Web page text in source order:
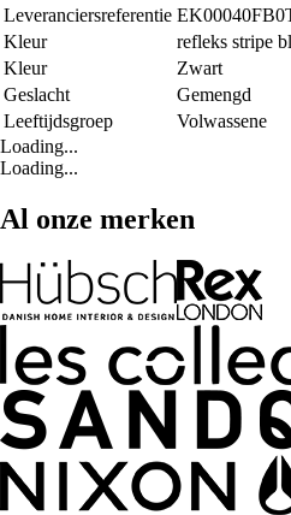
Leveranciersreferentie
Kleur
refleks stripe
Kleur
Zwart
Geslacht
Gemengd
Leeftijdsgroep
Volwassene
Loading...
Loading...
Al onze merken